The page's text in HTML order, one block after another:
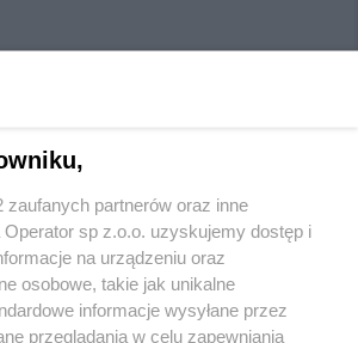
zaufanych partnerów oraz inne
sp z.o.o. uzyskujemy dostęp i
na urządzeniu oraz
osobowe, takie jak unikalne
informacje wysyłane przez
przeglądania w celu zapewniania